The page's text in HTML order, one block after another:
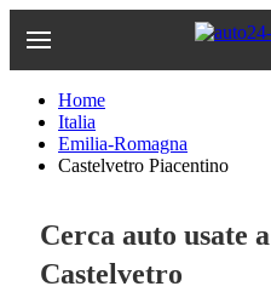
Home
Italia
Emilia-Romagna
Castelvetro Piacentino
Cerca auto usate a
Castelvetro